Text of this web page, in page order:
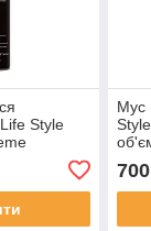
Style
500
Мус
700